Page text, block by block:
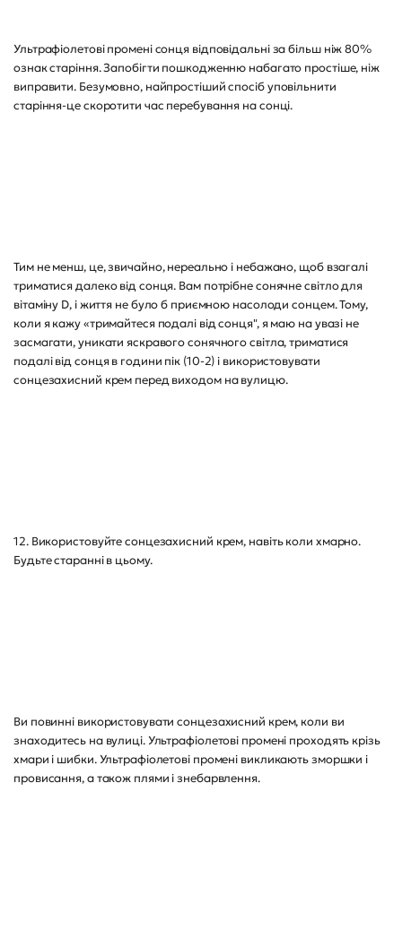
Ультрафіолетові промені сонця відповідальні за більш ніж 80%
ознак старіння. Запобігти пошкодженню набагато простіше, ніж
виправити. Безумовно, найпростіший спосіб уповільнити
старіння-це скоротити час перебування на сонці.
Тим не менш, це, звичайно, нереально і небажано, щоб взагалі
триматися далеко від сонця. Вам потрібне сонячне світло для
вітаміну D, і життя не було б приємною насолоди сонцем. Тому,
коли я кажу «тримайтеся подалі від сонця", я маю на увазі не
засмагати, уникати яскравого сонячного світла, триматися
подалі від сонця в години пік (10-2) і використовувати
сонцезахисний крем перед виходом на вулицю.
12. Використовуйте сонцезахисний крем, навіть коли хмарно.
Будьте старанні в цьому.
Ви повинні використовувати сонцезахисний крем, коли ви
знаходитесь на вулиці. Ультрафіолетові промені проходять крізь
хмари і шибки. Ультрафіолетові промені викликають зморшки і
провисання, а також плями і знебарвлення.